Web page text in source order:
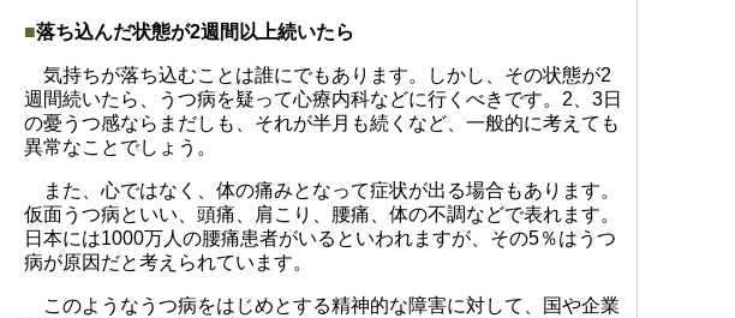
■落ち込んだ状態が2週間以上続いたら
気持ちが落ち込むことは誰にでもあります。しかし、その状態が2
週間続いたら、うつ病を疑って心療内科などに行くべきです。2、3日
の憂うつ感ならまだしも、それが半月も続くなど、一般的に考えても
異常なことでしょう。
また、心ではなく、体の痛みとなって症状が出る場合もあります。
仮面うつ病といい、頭痛、肩こり、腰痛、体の不調などで表れます。
日本には1000万人の腰痛患者がいるといわれますが、その5％はうつ
病が原因だと考えられています。
このようなうつ病をはじめとする精神的な障害に対して、国や企業